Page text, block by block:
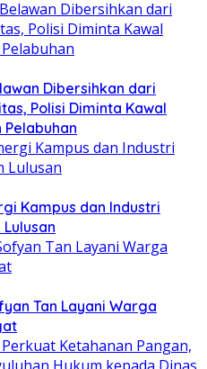
Dibersihkan dari
Polisi Diminta Kawal
Kampus dan Industri
Tan Layani Warga